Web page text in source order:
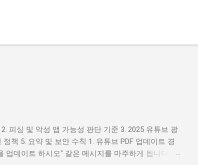
피싱 및 악성 앱 가능성 판단 기준 3. 2025 유튜브 광
책 5. 요약 및 보안 수칙 1. 유튜브 PDF 업데이트 경
업데이트 하시오" 같은 메시지를 마주하게 됩니다. 이